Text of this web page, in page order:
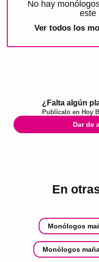
No hay
este
Ver todos los
¿Falta algún
Publícalo en Hoy
Dar de
En
Monólogos
Monólogos